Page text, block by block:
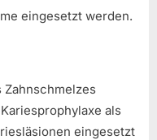
eingesetzt werden.
als
eingesetzt